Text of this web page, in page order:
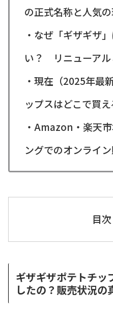
の正式名称と人気
・なぜ「ギザギザ
い？ リニューアル
・現在（2025年最
ップスはどこで買
・Amazon・楽天
ングでのオンライ
目次
ギザギザポテトチッ
したの？販売状況の